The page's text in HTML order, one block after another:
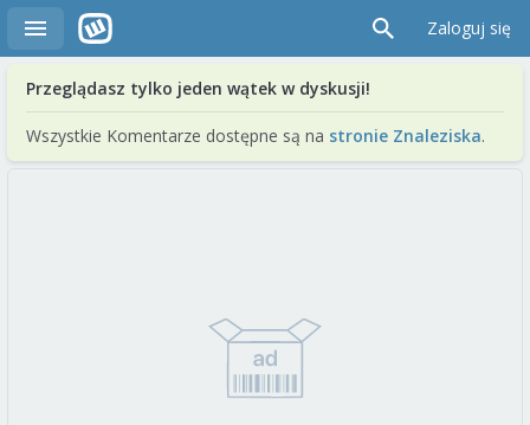
Zaloguj się
Przeglądasz tylko jeden wątek w dyskusji!
Wszystkie Komentarze dostępne są na stronie Znaleziska.